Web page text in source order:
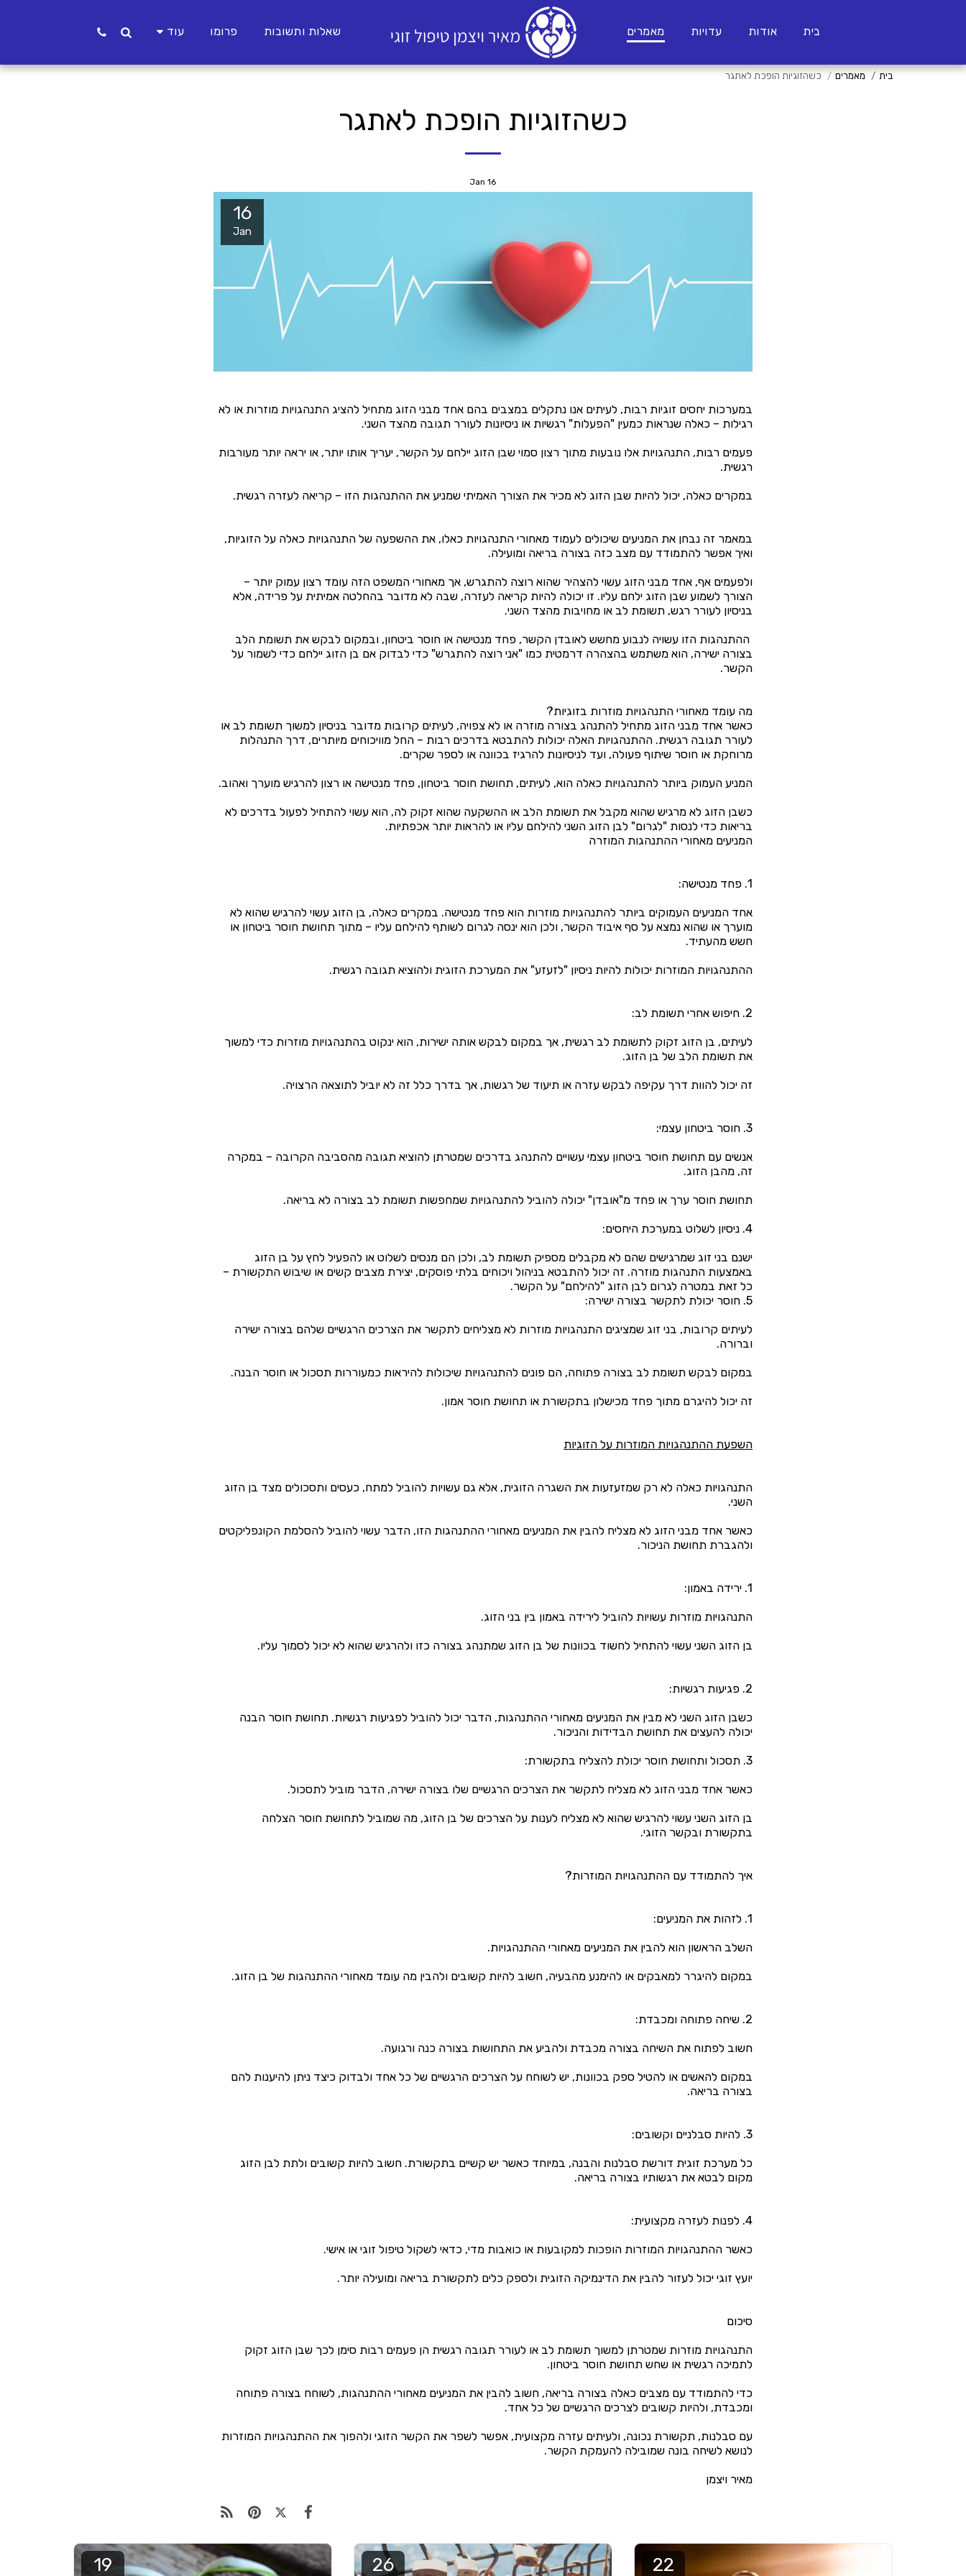
בית אודות עדויות מאמרים שאלות ותשובות פרומו עוד
בית מאמרים כשהזוגיות הופכת לאתגר
כשהזוגיות הופכת לאתגר
16
Jan
16
Jan
במערכות יחסים זוגיות רבות, לעיתים אנו נתקלים במצבים בהם אחד מבני הזוג מתחיל להציג התנהגויות מוזרות או לא
רגילות – כאלה שנראות כמעין "הפעלות" רגשיות או ניסיונות לעורר תגובה מהצד השני.
פעמים רבות, התנהגויות אלו נובעות מתוך רצון סמוי שבן הזוג יילחם על הקשר, יעריך אותו יותר, או יראה יותר מעורבות
רגשית.
במקרים כאלה, יכול להיות שבן הזוג לא מכיר את הצורך האמיתי שמניע את ההתנהגות הזו – קריאה לעזרה רגשית.
במאמר זה נבחן את המניעים שיכולים לעמוד מאחורי התנהגויות כאלו, את ההשפעה של התנהגויות כאלה על הזוגיות,
ואיך אפשר להתמודד עם מצב כזה בצורה בריאה ומועילה.
ולפעמים אף, אחד מבני הזוג עשוי להצהיר שהוא רוצה להתגרש, אך מאחורי המשפט הזה עומד רצון עמוק יותר –
הצורך לשמוע שבן הזוג ילחם עליו. זו יכולה להיות קריאה לעזרה, שבה לא מדובר בהחלטה אמיתית על פרידה, אלא
בניסיון לעורר רגש, תשומת לב או מחויבות מהצד השני.
ההתנהגות הזו עשויה לנבוע מחשש לאובדן הקשר, פחד מנטישה או חוסר ביטחון, ובמקום לבקש את תשומת הלב
בצורה ישירה, הוא משתמש בהצהרה דרמטית כמו "אני רוצה להתגרש" כדי לבדוק אם בן הזוג יילחם כדי לשמור על
הקשר.
מה עומד מאחורי התנהגויות מוזרות בזוגיות?
כאשר אחד מבני הזוג מתחיל להתנהג בצורה מוזרה או לא צפויה, לעיתים קרובות מדובר בניסיון למשוך תשומת לב או
לעורר תגובה רגשית. ההתנהגויות האלה יכולות להתבטא בדרכים רבות – החל מוויכוחים מיותרים, דרך התנהלות
מרוחקת או חוסר שיתוף פעולה, ועד לניסיונות להרגיז בכוונה או לספר שקרים.
המניע העמוק ביותר להתנהגויות כאלה הוא, לעיתים, תחושת חוסר ביטחון, פחד מנטישה או רצון להרגיש מוערך ואהוב.
כשבן הזוג לא מרגיש שהוא מקבל את תשומת הלב או ההשקעה שהוא זקוק לה, הוא עשוי להתחיל לפעול בדרכים לא
בריאות כדי לנסות "לגרום" לבן הזוג השני להילחם עליו או להראות יותר אכפתיות.
המניעים מאחורי ההתנהגות המוזרה
1. פחד מנטישה:
אחד המניעים העמוקים ביותר להתנהגויות מוזרות הוא פחד מנטישה. במקרים כאלה, בן הזוג עשוי להרגיש שהוא לא
מוערך או שהוא נמצא על סף איבוד הקשר, ולכן הוא ינסה לגרום לשותף להילחם עליו – מתוך תחושת חוסר ביטחון או
חשש מהעתיד.
ההתנהגויות המוזרות יכולות להיות ניסיון "לזעזע" את המערכת הזוגית ולהוציא תגובה רגשית.
2. חיפוש אחרי תשומת לב:
לעיתים, בן הזוג זקוק לתשומת לב רגשית, אך במקום לבקש אותה ישירות, הוא ינקוט בהתנהגויות מוזרות כדי למשוך
את תשומת הלב של בן הזוג.
זה יכול להוות דרך עקיפה לבקש עזרה או תיעוד של רגשות, אך בדרך כלל זה לא יוביל לתוצאה הרצויה.
3. חוסר ביטחון עצמי:
אנשים עם תחושת חוסר ביטחון עצמי עשויים להתנהג בדרכים שמטרתן להוציא תגובה מהסביבה הקרובה – במקרה
זה, מהבן הזוג.
תחושת חוסר ערך או פחד מ"אובדן" יכולה להוביל להתנהגויות שמחפשות תשומת לב בצורה לא בריאה.
4. ניסיון לשלוט במערכת היחסים:
ישנם בני זוג שמרגישים שהם לא מקבלים מספיק תשומת לב, ולכן הם מנסים לשלוט או להפעיל לחץ על בן הזוג
באמצעות התנהגות מוזרה. זה יכול להתבטא בניהול ויכוחים בלתי פוסקים, יצירת מצבים קשים או שיבוש התקשורת –
כל זאת במטרה לגרום לבן הזוג "להילחם" על הקשר.
5. חוסר יכולת לתקשר בצורה ישירה:
לעיתים קרובות, בני זוג שמציגים התנהגויות מוזרות לא מצליחים לתקשר את הצרכים הרגשיים שלהם בצורה ישירה
וברורה.
במקום לבקש תשומת לב בצורה פתוחה, הם פונים להתנהגויות שיכולות להיראות כמעוררות תסכול או חוסר הבנה.
זה יכול להיגרם מתוך פחד מכישלון בתקשורת או תחושת חוסר אמון.
השפעת ההתנהגויות המוזרות על הזוגיות
התנהגויות כאלה לא רק שמזעזעות את השגרה הזוגית, אלא גם עשויות להוביל למתח, כעסים ותסכולים מצד בן הזוג
השני.
כאשר אחד מבני הזוג לא מצליח להבין את המניעים מאחורי ההתנהגות הזו, הדבר עשוי להוביל להסלמת הקונפליקטים
ולהגברת תחושת הניכור.
1. ירידה באמון:
התנהגויות מוזרות עשויות להוביל לירידה באמון בין בני הזוג.
בן הזוג השני עשוי להתחיל לחשוד בכוונות של בן הזוג שמתנהג בצורה כזו ולהרגיש שהוא לא יכול לסמוך עליו.
2. פגיעות רגשיות:
כשבן הזוג השני לא מבין את המניעים מאחורי ההתנהגות, הדבר יכול להוביל לפגיעות רגשיות. תחושת חוסר הבנה
יכולה להעצים את תחושת הבדידות והניכור.
3. תסכול ותחושת חוסר יכולת להצליח בתקשורת:
כאשר אחד מבני הזוג לא מצליח לתקשר את הצרכים הרגשיים שלו בצורה ישירה, הדבר מוביל לתסכול.
בן הזוג השני עשוי להרגיש שהוא לא מצליח לענות על הצרכים של בן הזוג, מה שמוביל לתחושת חוסר הצלחה
בתקשורת ובקשר הזוגי.
איך להתמודד עם ההתנהגויות המוזרות?
1. לזהות את המניעים:
השלב הראשון הוא להבין את המניעים מאחורי ההתנהגויות.
במקום להיגרר למאבקים או להימנע מהבעיה, חשוב להיות קשובים ולהבין מה עומד מאחורי ההתנהגות של בן הזוג.
2. שיחה פתוחה ומכבדת:
חשוב לפתוח את השיחה בצורה מכבדת ולהביע את התחושות בצורה כנה ורגועה.
במקום להאשים או להטיל ספק בכוונות, יש לשוחח על הצרכים הרגשיים של כל אחד ולבדוק כיצד ניתן להיענות להם
בצורה בריאה.
3. להיות סבלניים וקשובים:
כל מערכת זוגית דורשת סבלנות והבנה, במיוחד כאשר יש קשיים בתקשורת. חשוב להיות קשובים ולתת לבן הזוג
מקום לבטא את רגשותיו בצורה בריאה.
4. לפנות לעזרה מקצועית:
כאשר ההתנהגויות המוזרות הופכות למקובעות או כואבות מדי, כדאי לשקול טיפול זוגי או אישי.
יועץ זוגי יכול לעזור להבין את הדינמיקה הזוגית ולספק כלים לתקשורת בריאה ומועילה יותר.
סיכום
התנהגויות מוזרות שמטרתן למשוך תשומת לב או לעורר תגובה רגשית הן פעמים רבות סימן לכך שבן הזוג זקוק
לתמיכה רגשית או שחש תחושת חוסר ביטחון.
כדי להתמודד עם מצבים כאלה בצורה בריאה, חשוב להבין את המניעים מאחורי ההתנהגות, לשוחח בצורה פתוחה
ומכבדת, ולהיות קשובים לצרכים הרגשיים של כל אחד.
עם סבלנות, תקשורת נכונה, ולעיתים עזרה מקצועית, אפשר לשפר את הקשר הזוגי ולהפוך את ההתנהגויות המוזרות
לנושא לשיחה בונה שמובילה להעמקת הקשר.
מאיר ויצמן
22
26
19